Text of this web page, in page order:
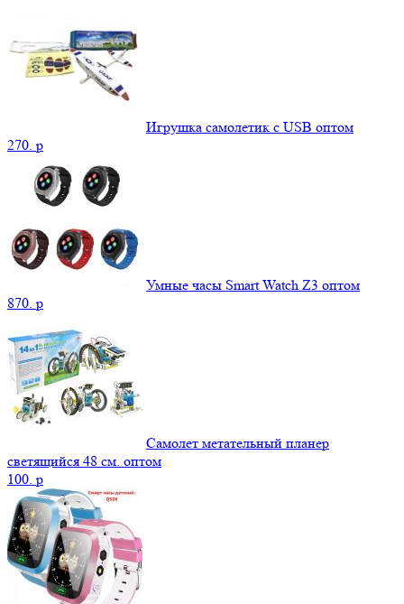
Игрушка самолетик с USB оптом
270. p
Умные часы Smart Watch Z3 оптом
870. p
Самолет метательный планер
светящийся 48 см. оптом
100. p